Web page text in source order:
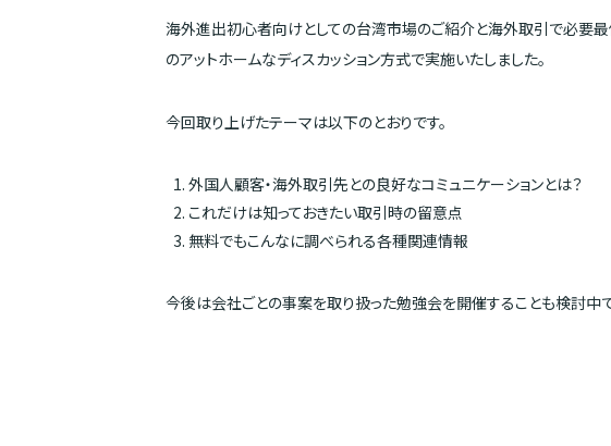
海外進出初心者向けとしての台湾市場のご紹介と海外取引で必要
のアットホームなディスカッション方式で実施いたしました。
今回取り上げたテーマは以下のとおりです。
外国人顧客・海外取引先との良好なコミュニケーションとは？
これだけは知っておきたい取引時の留意点
無料でもこんなに調べられる各種関連情報
今後は会社ごとの事案を取り扱った勉強会を開催することも検討中